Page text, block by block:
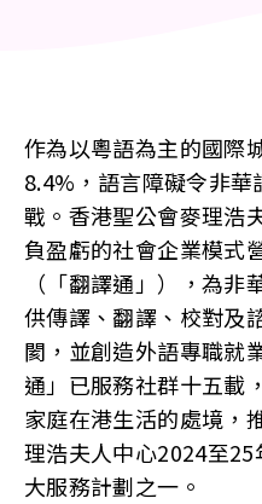
作為以粵語為主的國際
8.4%，語言障礙令非
戰。香港聖公會麥理浩
負盈虧的社會企業模式
（「翻譯通」），為
供傳譯、翻譯、校對及
閡，並創造外語專職就
通」已服務社群十五載
家庭在港生活的處境，
理浩夫人中心2024至
大服務計劃之一。